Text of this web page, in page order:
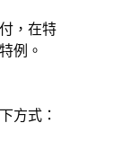
，在特
例。
方式：